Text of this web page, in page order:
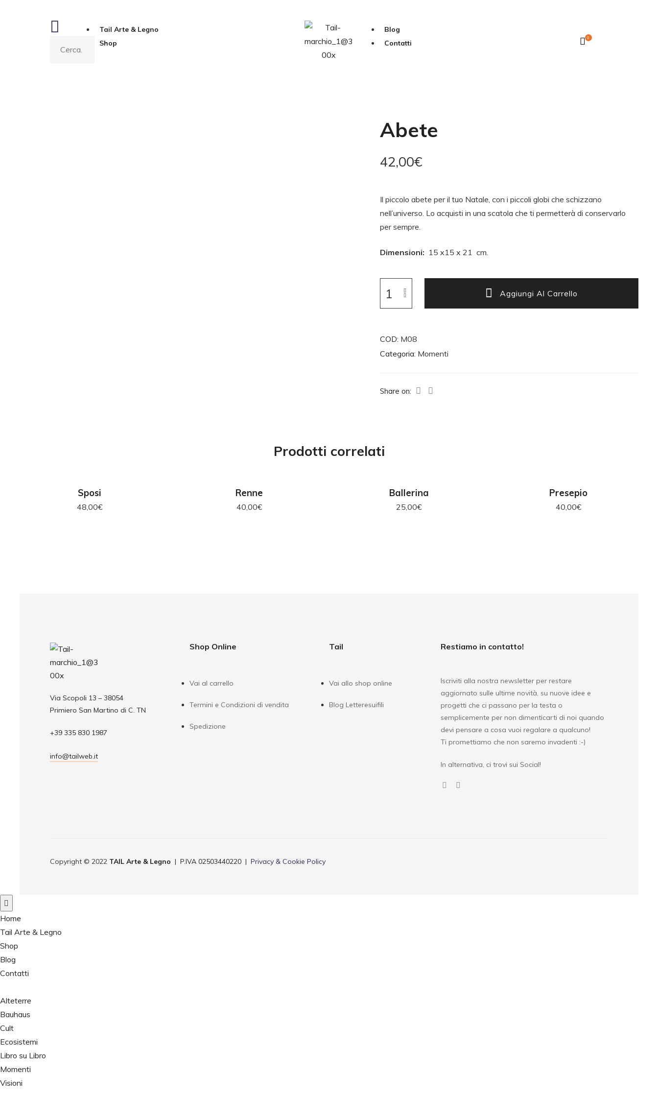
Tail Arte & Legno
Shop
Blog
Contatti
0
Abete
42,00€
Il piccolo abete per il tuo Natale, con i piccoli globi che schizzano
nell’universo. Lo acquisti in una scatola che ti permetterà di conservarlo
per sempre.
Dimensioni: 15 x15 x 21 cm.
Aggiungi Al Carrello
COD: M08
Categoria: Momenti
Share on:
Prodotti correlati
AGGIUNGI AL CARRELLO
Sposi
48,00€
AGGIUNGI AL CARRELLO
Renne
40,00€
AGGIUNGI AL CARRELLO
Ballerina
25,00€
AGGIUNGI AL CARRELLO
Presepio
40,00€
Via Scopoli 13 – 38054
Primiero San Martino di C. TN
+39 335 830 1987
info@tailweb.it
Shop Online
Vai al carrello
Termini e Condizioni di vendita
Spedizione
Tail
Vai allo shop online
Blog Letteresuifili
Restiamo in contatto!
Iscriviti alla nostra newsletter per restare
aggiornato sulle ultime novità, su nuove idee e
progetti che ci passano per la testa o
semplicemente per non dimenticarti di noi quando
devi pensare a cosa vuoi regalare a qualcuno!
Ti promettiamo che non saremo invadenti :-)
In alternativa, ci trovi sui Social!
Copyright © 2022 TAIL Arte & Legno | P.IVA 02503440220 | Privacy & Cookie Policy
Home
Tail Arte & Legno
Shop
Blog
Contatti
Alteterre
Bauhaus
Cult
Ecosistemi
Libro su Libro
Momenti
Visioni